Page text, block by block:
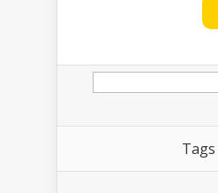
Zoeken
Tags